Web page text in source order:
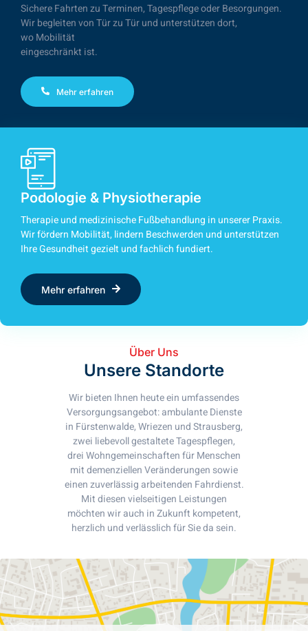
Sichere Fahrten zu Terminen, Tagespflege oder Besorgungen.
Wir begleiten von Tür zu Tür und unterstützen dort,
wo Mobilität
eingeschränkt ist.
Mehr erfahren
Podologie & Physiotherapie
Therapie und medizinische Fußbehandlung in unserer Praxis.
Wir fördern Mobilität, lindern Beschwerden und unterstützen
Ihre Gesundheit gezielt und fachlich fundiert.
Mehr erfahren
Über Uns
Unsere Standorte
Wir bieten Ihnen heute ein umfassendes
Versorgungsangebot: ambulante Dienste
in Fürstenwalde, Wriezen und Strausberg,
zwei liebevoll gestaltete Tagespflegen,
drei Wohngemeinschaften für Menschen
mit demenziellen Veränderungen sowie
einen zuverlässig arbeitenden Fahrdienst.
Mit diesen vielseitigen Leistungen
möchten wir auch in Zukunft kompetent,
herzlich und verlässlich für Sie da sein.